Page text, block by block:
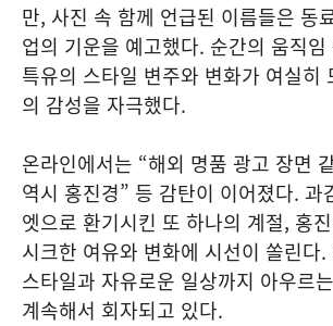
만, 사진 속 함께 언급된 이름들은 동
업의 기운을 예고했다. 순간의 움직
특유의 스타일 변주와 변화가 여실히
의 감성을 자극했다.
온라인에서는 “해외 명품 광고 장면
역시 홍진경” 등 감탄이 이어졌다. 과
엣으로 환기시킨 또 하나의 계절, 홍
시크한 여유와 변화에 시선이 쏠린다
스타일과 자유로운 일상까지 아우르
계속해서 회자되고 있다.